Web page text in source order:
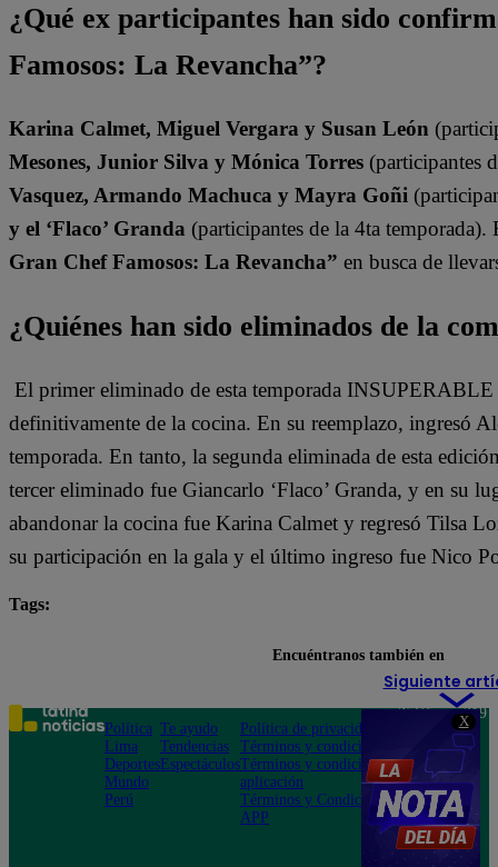
X
¿Qué ex participantes han sido
Famosos: La Revancha”?
Karina Calmet, Miguel Vergara y Susan León
Mesones, Junior Silva y Mónica Torres (participantes
Vasquez, Armando Machuca y Mayra Goñi
y el ‘Flaco’ Granda (participantes de la 4ta temporada).
Gran Chef Famosos: La Revancha” en busca de
¿Quiénes han sido eliminados de la
El primer eliminado de esta temporada
definitivamente de la cocina. En su reemplazo, ingresó
temporada. En tanto, la segunda eliminada de esta
tercer eliminado fue Giancarlo ‘Flaco’ Granda, y en su
abandonar la cocina fue Karina Calmet y regresó Tilsa
su participación en la gala y el último ingreso fue Nico
Tags:
Siguiente
Encuéntranos también en
Política
Lima
Deportes
Mundo
Perú
Te ayudo
Tendencias
Espectáculos
Política de privacidad
Términos y condiciones
Términos y condiciones
aplicación
Términos y Condiciones
APP
Teléfono: 219
Av. San
Felipe 968
Jesús María